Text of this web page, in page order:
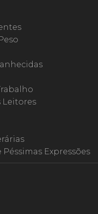
Leitores
Expressões